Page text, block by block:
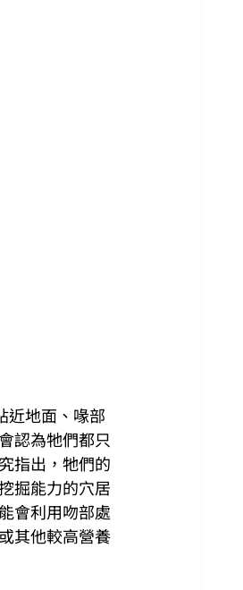
近地面、喙部
認為牠們都只
指出，牠們的
掘能力的穴居
會利用吻部處
其他較高營養